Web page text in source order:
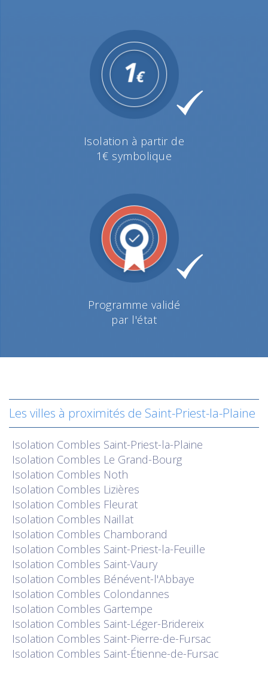
Isolation à partir de
1€ symbolique
Programme validé
par l'état
Les villes à proximités de Saint-Priest-la-Plaine
Isolation Combles Saint-Priest-la-Plaine
Isolation Combles Le Grand-Bourg
Isolation Combles Noth
Isolation Combles Lizières
Isolation Combles Fleurat
Isolation Combles Naillat
Isolation Combles Chamborand
Isolation Combles Saint-Priest-la-Feuille
Isolation Combles Saint-Vaury
Isolation Combles Bénévent-l'Abbaye
Isolation Combles Colondannes
Isolation Combles Gartempe
Isolation Combles Saint-Léger-Bridereix
Isolation Combles Saint-Pierre-de-Fursac
Isolation Combles Saint-Étienne-de-Fursac